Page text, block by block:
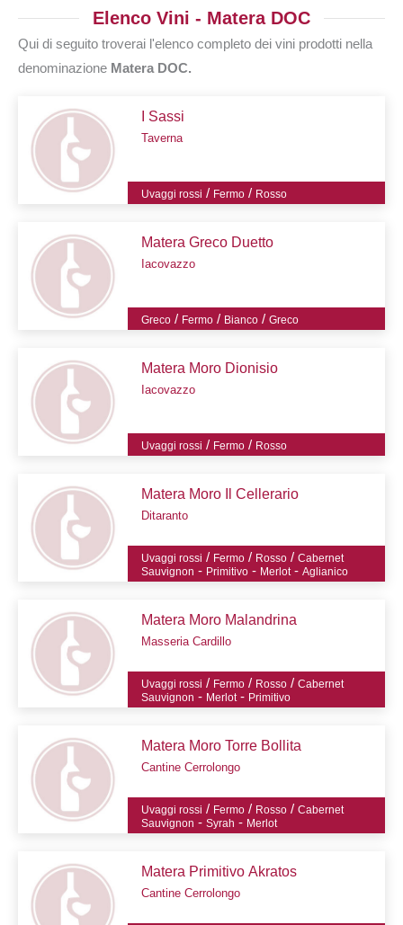
Elenco Vini - Matera DOC
Qui di seguito troverai l'elenco completo dei vini prodotti nella
denominazione Matera DOC.
I Sassi
Taverna
Uvaggi rossi / Fermo / Rosso
Matera Greco Duetto
Iacovazzo
Greco / Fermo / Bianco /Greco
Matera Moro Dionisio
Iacovazzo
Uvaggi rossi / Fermo / Rosso
Matera Moro Il Cellerario
Ditaranto
Uvaggi rossi / Fermo / Rosso /Cabernet
Sauvignon - Primitivo - Merlot-Aglianico
Matera Moro Malandrina
Masseria Cardillo
Uvaggi rossi / Fermo / Rosso /Cabernet
Sauvignon - Merlot- Primitivo
Matera Moro Torre Bollita
Cantine Cerrolongo
Uvaggi rossi / Fermo / Rosso /Cabernet
Sauvignon -Syrah - Merlot
Matera Primitivo Akratos
Cantine Cerrolongo